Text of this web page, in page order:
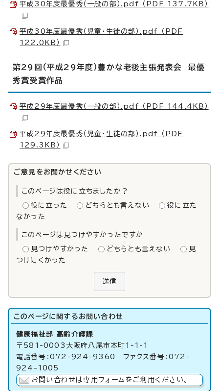
平成30年度最優秀（一般の部）.pdf （PDF 137.7KB）
平成30年度最優秀（児童・生徒の部）.pdf （PDF
122.0KB）
第29回（平成29年度）豊かな老後主張発表会 最優
秀賞受賞作品
平成29年度最優秀（一般の部）.pdf （PDF 144.4KB）
平成29年度最優秀（児童・生徒の部）.pdf （PDF
129.3KB）
ご意見をお聞かせください
このページは役に立ちましたか？
役に立った どちらとも言えない
役に立た
なかった
このページは見つけやすかったですか
見つけやすかった どちらとも言えない
見
つけにくかった
送信
このページに関する お問い合わせ
健康福祉部 高齢介護課
〒581-0003大阪府八尾市本町1-1-1
電話番号：072-924-9360 ファクス番号：072-
924-1005
お問い合わせは専用フォームをご利用ください。